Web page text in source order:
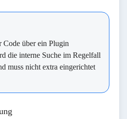
Code über ein Plugin
die interne Suche im Regelfall
muss nicht extra eingerichtet